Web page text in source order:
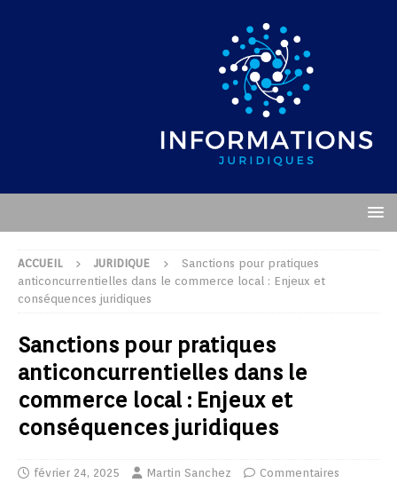
ACCUEIL JURIDIQUE
Sanctions pour pratiques
anticoncurrentielles dans le commerce local : Enjeux et
conséquences juridiques
Sanctions pour pratiques
anticoncurrentielles dans le
commerce local : Enjeux et
conséquences juridiques
février 24, 2025 Martin Sanchez
Commentaires